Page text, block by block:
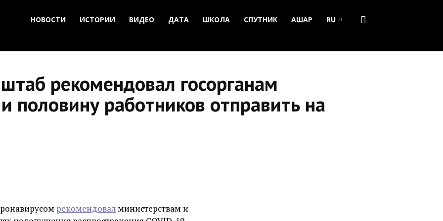
НОВОСТИ ИСТОРИИ ВИДЕО ДАТА ШКОЛА СПУТНИК АШАР RU
рекомендовал госорганам
половину работников отправить на
рекомендовал министерствам и